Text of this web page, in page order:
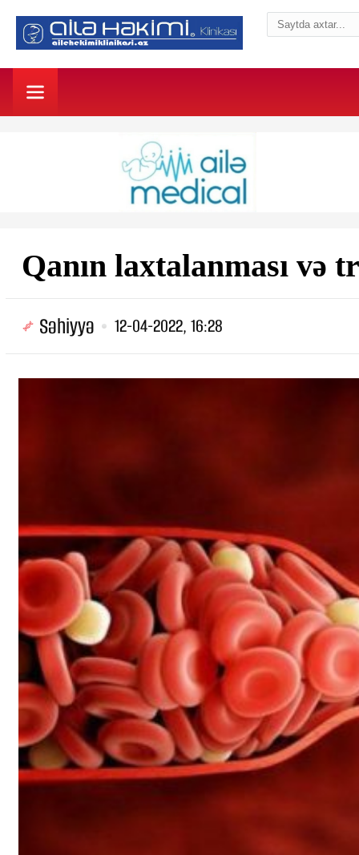
Qanın laxtalanması və
Səhiyyə 12-04-2022, 16:28